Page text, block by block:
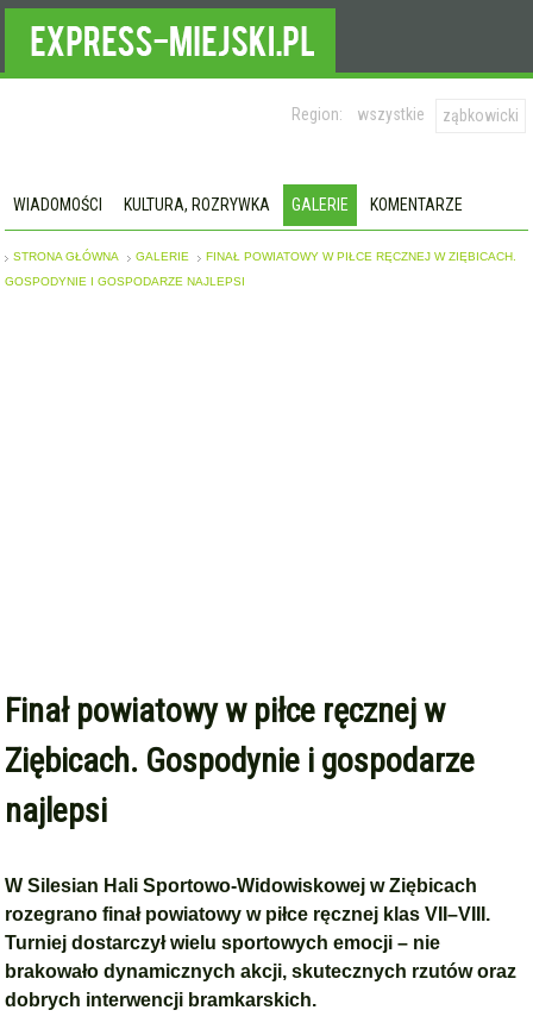
Region: wszystkie ząbkowicki
WIADOMOŚCI KULTURA, ROZRYWKA GALERIE KOMENTARZE
STRONA GŁÓWNA GALERIE
FINAŁ POWIATOWY W PIŁCE RĘCZNEJ W ZIĘBICACH.
GOSPODYNIE I GOSPODARZE NAJLEPSI
Finał powiatowy w piłce ręcznej w
Ziębicach. Gospodynie i gospodarze
najlepsi
WSilesian Hali Sportowo-Widowiskowej w Ziębicach
rozegrano finał powiatowy w piłce ręcznej klas VII–VIII.
Turniej dostarczył wielu sportowych emocji – nie
brakowało dynamicznych akcji, skutecznych rzutów oraz
dobrych interwencji bramkarskich.